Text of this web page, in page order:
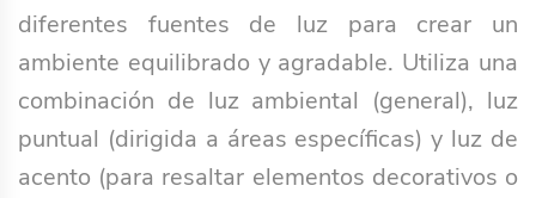
diferentes fuentes de luz para crear un
ambiente equilibrado y agradable. Utiliza una
combinación de luz ambiental (general), luz
puntual (dirigida a áreas específicas) y luz de
acento (para resaltar elementos decorativos o